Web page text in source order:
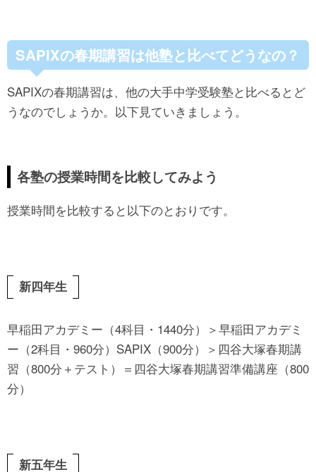
SAPIXの春期講習は他塾と比べてどうなの？
SAPIXの春期講習は、他の大手中学受験塾と比べるとど
うなのでしょうか。以下見ていきましょう。
各塾の授業時間を比較してみよう
授業時間を比較すると以下のとおりです。
新四年生
早稲田アカデミー（4科目・1440分）＞早稲田アカデミ
ー（2科目・960分）SAPIX（900分）＞四谷大塚春期講
習（800分＋テスト）＝四谷大塚春期講習準備講座（800
分）
新五年生